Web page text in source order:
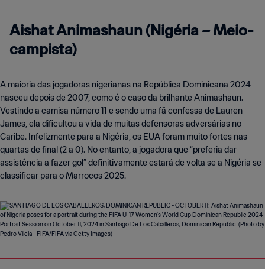
Aishat Animashaun (Nigéria – Meio-
campista)
A maioria das jogadoras nigerianas na República Dominicana 2024
nasceu depois de 2007, como é o caso da brilhante Animashaun.
Vestindo a camisa número 11 e sendo uma fã confessa de Lauren
James, ela dificultou a vida de muitas defensoras adversárias no
Caribe. Infelizmente para a Nigéria, os EUA foram muito fortes nas
quartas de final (2 a 0). No entanto, a jogadora que “preferia dar
assistência a fazer gol” definitivamente estará de volta se a Nigéria se
classificar para o Marrocos 2025.